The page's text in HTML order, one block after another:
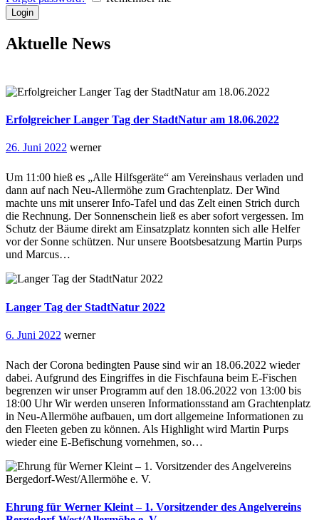
Aktuelle News
Erfolgreicher Langer Tag der StadtNatur am 18.06.2022
26. Juni 2022 werner
Um 11:00 hieß es „Alle Hilfsgeräte“ am Vereinshaus verladen und
dann auf nach Neu-Allermöhe zum Grachtenplatz. Der Wind
machte uns mit unserer Info-Tafel und das Zelt einen Strich durch
die Rechnung. Der Sonnenschein ließ es aber sofort vergessen. Im
Schutz der Bäume direkt am Einsatzplatz konnten sich alle Helfer
vor der Sonne schützen. Nur unsere Bootsbesatzung Martin Purps
und Marcus…
Langer Tag der StadtNatur 2022
6. Juni 2022 werner
Nach der Corona bedingten Pause sind wir an 18.06.2022 wieder
dabei. Aufgrund des Eingriffes in die Fischfauna beim E-Fischen
begrenzen wir unser Programm auf den 18.06.2022 von 13:00 bis
18:00 Uhr Wir werden unseren Informationsstand am Grachtenplatz
in Neu-Allermöhe aufbauen, um dort allgemeine Informationen zu
den Fleeten geben zu können. Als Highlight wird Martin Purps
wieder eine E-Befischung vornehmen, so…
Ehrung für Werner Kleint – 1. Vorsitzender des Angelvereins